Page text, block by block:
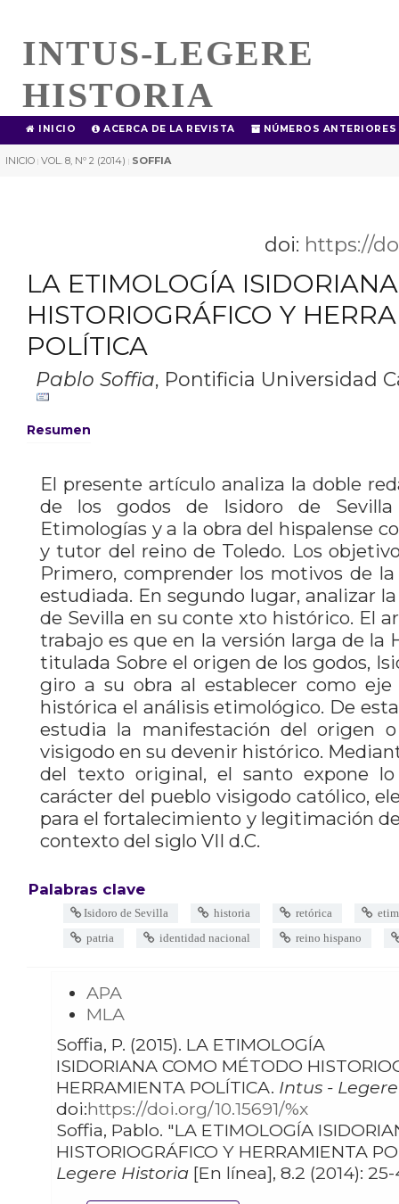
INTUS-LEGERE
HISTORIA
INICIO ACERCA DE LA REVISTA NÚMEROS ANTERIORES
INICIO | VOL. 8, Nº 2 (2014) | SOFFIA
doi: https://
LA ETIMOLOGÍA
HISTORIOGRÁFICO Y
POLÍTICA
Pablo Soffia, Pontificia Universidad
Resumen
El presente artículo analiza la doble
de los godos de Isidoro de
Etimologías y a la obra del hispalense
y tutor del reino de Toledo. Los
Primero, comprender los motivos de
estudiada. En segundo lugar, analizar
de Sevilla en su conte xto histórico. El
trabajo es que en la versión larga de la
titulada Sobre el origen de los godos,
giro a su obra al establecer como
histórica el análisis etimológico. De
estudia la manifestación del origen
visigodo en su devenir histórico.
del texto original, el santo expone
carácter del pueblo visigodo católico,
para el fortalecimiento y legitimación
contexto del siglo VII d.C.
Palabras clave
Isidoro de Sevilla historia retórica
patria
identidad nacional reino hispano
APA
MLA
Soffia, P. (2015). LA ETIMOLOGÍA
ISIDORIANA COMO MÉTODO
HERRAMIENTA POLÍTICA. Intus -
doi:https://doi.org/10.15691/%x
Soffia, Pablo. "LA ETIMOLOGÍA ISIDORIANA COMO MÉTODO
HISTORIOGRÁFICO Y HERRAMIENTA
Legere Historia